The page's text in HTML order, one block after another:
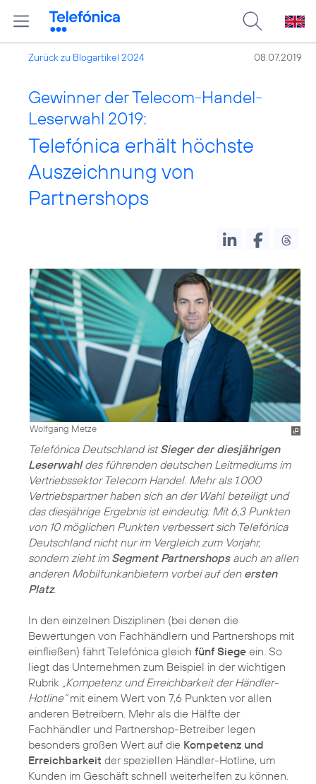
Zurück zu Blogartikel 2024 08.07.2019
Gewinner der Telecom-Handel-
Leserwahl 2019:
Telefónica erhält höchste
Auszeichnung von
Partnershops
Wolfgang Metze
Telefónica Deutschland istSieger der diesjährigen
Leserwahldes führenden deutschen Leitmediums im
Vertriebssektor Telecom Handel. Mehr als 1.000
Vertriebspartner haben sich an der Wahl beteiligt und
das diesjährige Ergebnis ist eindeutig: Mit 6,3 Punkten
von 10 möglichen Punkten verbessert sich Telefónica
Deutschland nicht nur im Vergleich zum Vorjahr,
sondern zieht im Segment Partnershopsauch an allen
anderen Mobilfunkanbietern vorbei auf den ersten
Platz.
In den einzelnen Disziplinen (bei denen die
Bewertungen von Fachhändlern und Partnershops mit
einfließen) fährt Telefónica gleich fünf Siege ein. So
liegt das Unternehmen zum Beispiel in der wichtigen
Rubrik „Kompetenz und Erreichbarkeit der Händler-
Hotline“mit einem Wert von 7,6 Punkten vor allen
anderen Betreibern. Mehr als die Hälfte der
Fachhändler und Partnershop-Betreiber legen
besonders großen Wert auf die Kompetenz und
Erreichbarkeit der speziellen Händler-Hotline, um
Kunden im Geschäft schnell weiterhelfen zu können.